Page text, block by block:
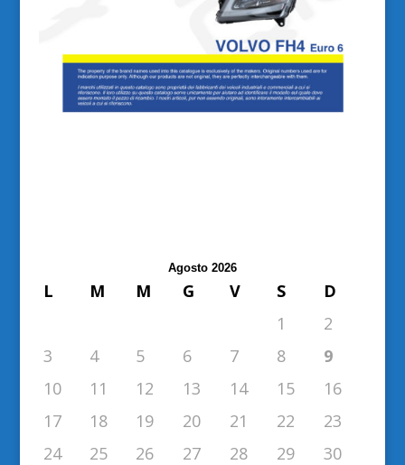
Agosto 2026
L M M G V S
D
1
2
3
4 5 6 7 8
9
10
11 12 13 14 15
16
17
18 19 20 21 22
23
24
25 26 27 28 29
30